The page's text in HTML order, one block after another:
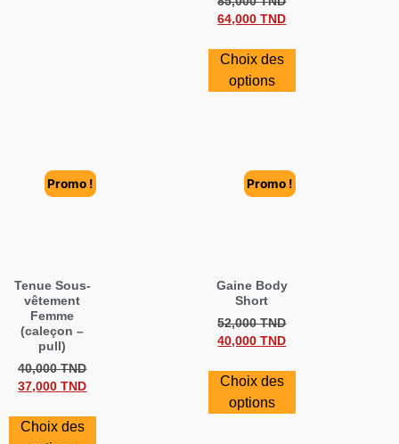
64,000TND
Choix des
options
Promo !
Tenue Sous-
vêtement
Femme
(caleçon –
pull)
40,000TND
37,000TND
Choix des
Promo !
Gaine Body
Short
52,000TND
40,000TND
Choix des
options